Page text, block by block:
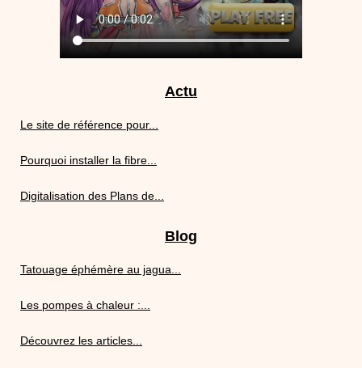
Actu
Le site de référence pour...
Pourquoi installer la fibre...
Digitalisation des Plans de...
Blog
Tatouage éphémère au jagua...
Les pompes à chaleur :...
Découvrez les articles...